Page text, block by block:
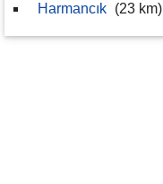
Harmancık (23 km)